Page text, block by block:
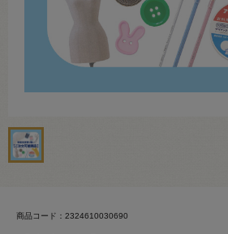
商品コード：2324610030690